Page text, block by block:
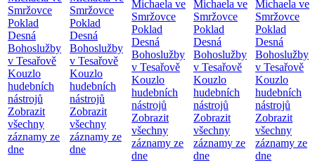
Smržovce
Poklad
Desná
Bohoslužby
v Tesařově
Kouzlo
hudebních
nástrojů
Zobrazit
všechny
záznamy ze
dne
Smržovce
Poklad
Desná
Bohoslužby
v Tesařově
Kouzlo
hudebních
nástrojů
Zobrazit
všechny
záznamy ze
dne
Michaela ve
Smržovce
Poklad
Desná
Bohoslužby
v Tesařově
Kouzlo
hudebních
nástrojů
Zobrazit
všechny
záznamy ze
dne
Michaela ve
Smržovce
Poklad
Desná
Bohoslužby
v Tesařově
Kouzlo
hudebních
nástrojů
Zobrazit
všechny
záznamy ze
dne
Michaela ve
Smržovce
Poklad
Desná
Bohoslužby
v Tesařově
Kouzlo
hudebních
nástrojů
Zobrazit
všechny
záznamy ze
dne